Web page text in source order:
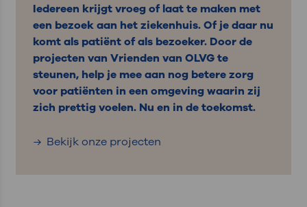
Iedereen krijgt vroeg of laat te maken met
een bezoek aan het ziekenhuis. Of je daar nu
komt als patiënt of als bezoeker. Door de
projecten van Vrienden van OLVG te
steunen, help je mee aan nog betere zorg
voor patiënten in een omgeving waarin zij
zich prettig voelen. Nu en in de toekomst.
Bekijk onze projecten